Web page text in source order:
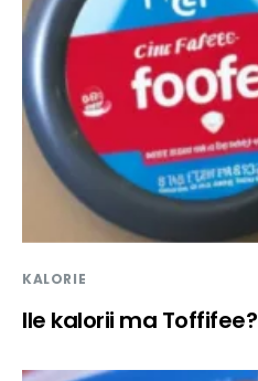
KALORIE
Ile kalorii ma Toffifee?